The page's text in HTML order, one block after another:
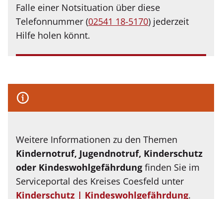
Falle einer Notsituation über diese
Telefonnummer (02541 18-5170) jederzeit
Hilfe holen könnt.
Weitere Informationen zu den Themen
Kindernotruf, Jugendnotruf, Kinderschutz
oder Kindeswohlgefährdung finden Sie im
Serviceportal des Kreises Coesfeld unter
Kinderschutz | Kindeswohlgefährdung.